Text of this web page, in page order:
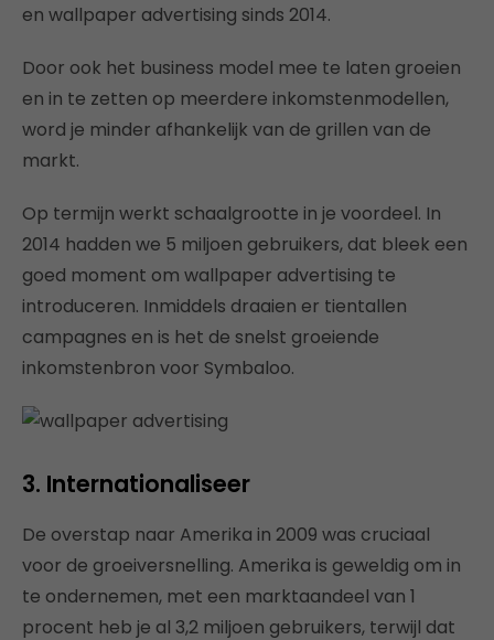
en wallpaper advertising sinds 2014.
Door ook het business model mee te laten groeien
en in te zetten op meerdere inkomstenmodellen,
word je minder afhankelijk van de grillen van de
markt.
Op termijn werkt schaalgrootte in je voordeel. In
2014 hadden we 5 miljoen gebruikers, dat bleek een
goed moment om wallpaper advertising te
introduceren. Inmiddels draaien er tientallen
campagnes en is het de snelst groeiende
inkomstenbron voor Symbaloo.
3. Internationaliseer
De overstap naar Amerika in 2009 was cruciaal
voor de groeiversnelling. Amerika is geweldig om in
te ondernemen, met een marktaandeel van 1
procent heb je al 3,2 miljoen gebruikers, terwijl dat